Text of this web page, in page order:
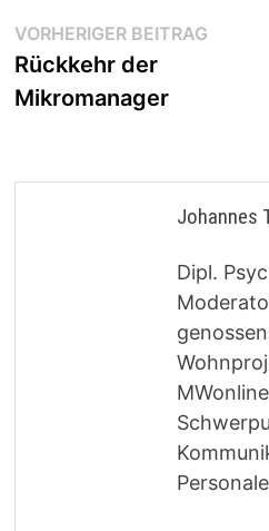
Beitragsnavigation
VORHERIGER BEITRAG
Rückkehr der
Mikromanager
Johannes
Dipl.